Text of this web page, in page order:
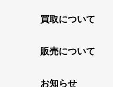
買取について
販売について
お知らせ